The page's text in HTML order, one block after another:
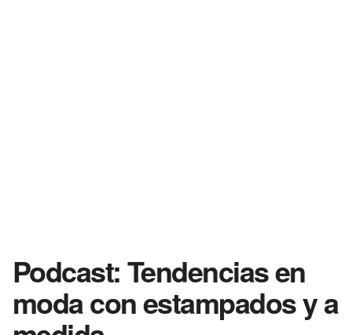
Podcast: Tendencias en
moda con estampados y a